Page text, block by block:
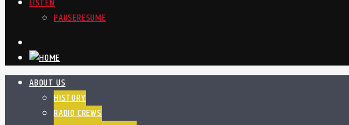
PAUSERESUME
ABOUT US
HISTORY
RADIO CREWS